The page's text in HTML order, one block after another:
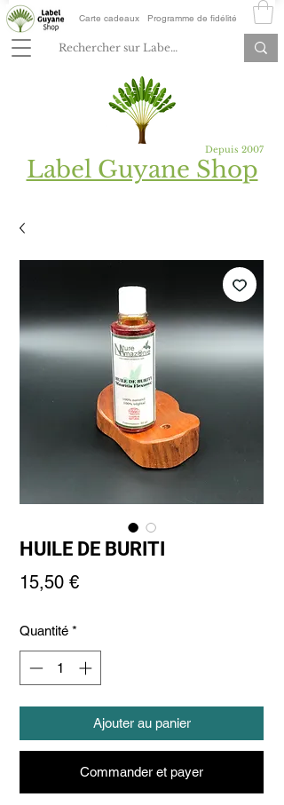
Carte cadeaux Programme de fidélité
Depuis 2007
Label Guyane Shop
HUILE DE BURITI
15,50 €Prix
Quantité *
Ajouter au panier
Commander et payer